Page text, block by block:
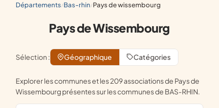
départements/ bas-rhin/ pays de wissembourg
Pays de Wissembourg
Sélection : Géographique Catégories
Explorer les communes et les 209 associations de Pays de
Wissembourg présentes sur les communes de BAS-RHIN.